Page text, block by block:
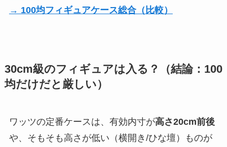
→ 100均フィギュアケース総合（比較）
30cm級のフィギュアは入る？（結論：100
均だけだと厳しい）
ワッツの定番ケースは、有効内寸が高さ20cm前後
や、そもそも高さが低い（横開き/ひな壇）ものが